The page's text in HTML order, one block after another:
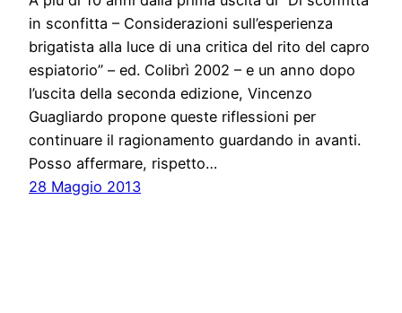
in sconfitta – Considerazioni sull’esperienza
brigatista alla luce di una critica del rito del capro
espiatorio” – ed. Colibrì 2002 – e un anno dopo
l’uscita della seconda edizione, Vincenzo
Guagliardo propone queste riflessioni per
continuare il ragionamento guardando in avanti.
Posso affermare, rispetto…
28 Maggio 2013